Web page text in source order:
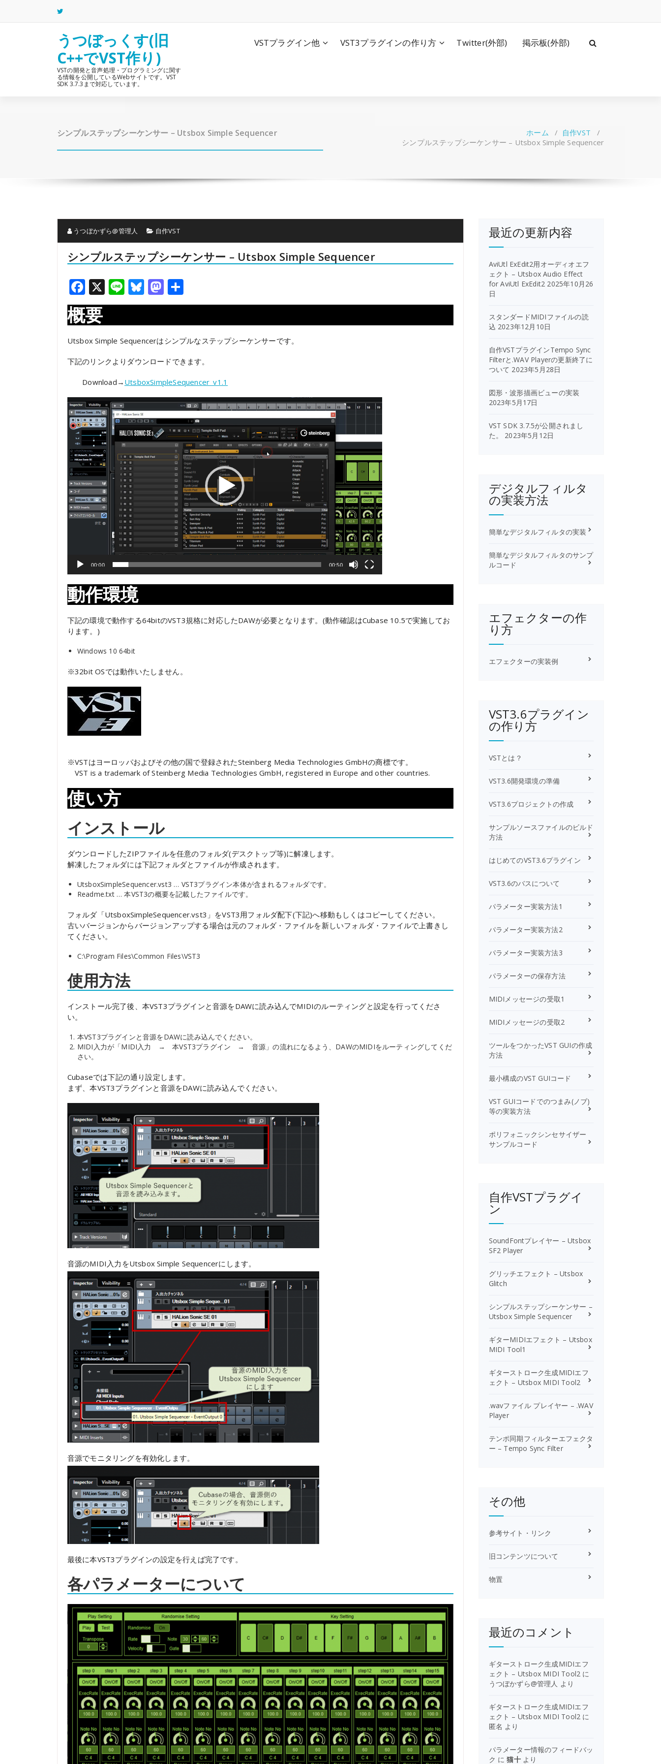
テ
うつぼっくす(旧
C++でVST作り)
VSTの開発と音声処理・プログラミングに関す
る情報を公開しているWebサイトです。VST
SDK 3.7.3まで対応しています。
VSTプラグイン他 VST3プラグインの作り方 Twitter(外部) 掲示板(外部)
シンプルステップシーケンサー – Utsbox Simple Sequencer ホーム / 自作VST /
シンプルステップシーケンサー – Utsbox Simple Sequencer
うつぼかずら@管理人 自作VST
シンプルステップシーケンサー – Utsbox Simple Sequencer
Facebook
X LineBluesky
Mastodon
共
有
概要
Utsbox Simple Sequencerはシンプルなステップシーケンサーです。
下記のリンクよりダウンロードできます。
Download→ UtsboxSimpleSequencer_v1.1
動
画
プ
レ
ヤ
ー
00:00 00:50
動作環境
下記の環境で動作する64bitのVST3規格に対応したDAWが必要となります。(動作確認はCubase 10.5で実施してお
ります。)
Windows 10 64bit
※32bit OSでは動作いたしません。
※VSTはヨーロッパおよびその他の国で登録されたSteinberg Media Technologies GmbHの商標です。
VST is a trademark of Steinberg Media Technologies GmbH, registered in Europe and other countries.
使い方
インストール
ダウンロードしたZIPファイルを任意のフォルダ(デスクトップ等)に解凍します。
解凍したフォルダには下記フォルダとファイルが作成されます。
UtsboxSimpleSequencer.vst3 … VST3プラグイン本体が含まれるフォルダです。
Readme.txt … 本VST3の概要を記載したファイルです。
フォルダ「UtsboxSimpleSequencer.vst3」をVST3用フォルダ配下(下記)へ移動もしくはコピーしてください。
古いバージョンからバージョンアップする場合は元のフォルダ・ファイルを新しいフォルダ・ファイルで上書きし
てください。
C:\Program Files\Common Files\VST3
使用方法
インストール完了後、本VST3プラグインと音源をDAWに読み込んでMIDIのルーティングと設定を行ってくださ
い。
本VST3プラグインと音源をDAWに読み込んでください。
MIDI入力が「MIDI入力 → 本VST3プラグイン → 音源」の流れになるよう、DAWのMIDIをルーティングしてくだ
さい。
Cubaseでは下記の通り設定します。
まず、本VST3プラグインと音源をDAWに読み込んでください。
音源のMIDI入力をUtsbox Simple Sequencerにします。
音源でモニタリングを有効化します。
最後に本VST3プラグインの設定を行えば完了です。
各パラメーターについて
最近の更新内容
AviUtl ExEdit2用オーディオエフ
ェクト – Utsbox Audio Effect
for AviUtl ExEdit2 2025年10月26
日
スタンダードMIDIファイルの読
込 2023年12月10日
自作VSTプラグインTempo Sync
Filterと.WAV Playerの更新終了に
ついて 2023年5月28日
図形・波形描画ビューの実装
2023年5月17日
VST SDK 3.7.5が公開されまし
た。
2023年5月12日
デジタルフィルタ
の実装方法
簡単なデジタルフィルタの実装
簡単なデジタルフィルタのサンプ
ルコード
エフェクターの作
り方
エフェクターの実装例
VST3.6プラグイン
の作り方
VSTとは？
VST3.6開発環境の準備
VST3.6プロジェクトの作成
サンプルソースファイルのビルド
方法
はじめてのVST3.6プラグイン
VST3.6のバスについて
パラメーター実装方法1
パラメーター実装方法2
パラメーター実装方法3
パラメーターの保存方法
MIDIメッセージの受取1
MIDIメッセージの受取2
ツールをつかったVST GUIの作成
方法
最小構成のVST GUIコード
VST GUIコードでのつまみ(ノブ)
等の実装方法
ポリフォニックシンセサイザー
サンプルコード
自作VSTプラグイ
ン
SoundFontプレイヤー – Utsbox
SF2 Player
グリッチエフェクト – Utsbox
Glitch
シンプルステップシーケンサー –
Utsbox Simple Sequencer
ギターMIDIエフェクト – Utsbox
MIDI Tool1
ギターストローク生成MIDIエフ
ェクト – Utsbox MIDI Tool2
.wavファイル プレイヤー – .WAV
Player
テンポ同期フィルターエフェクタ
ー – Tempo Sync Filter
その他
参考サイト・リンク
旧コンテンツについて
物置
最近のコメント
ギターストローク生成MIDIエフ
ェクト – Utsbox MIDI Tool2 に
うつぼかずら@管理人 より
ギターストローク生成MIDIエフ
ェクト – Utsbox MIDI Tool2 に
匿名 より
パラメーター情報のフィードバッ
ク に猫十より